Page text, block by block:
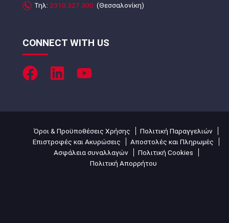
Τηλ: 2310.327.300 (Θεσσαλονίκη)
CONNECT WITH US
Όροι & Προϋποθέσεις Χρήσης
Πολιτική Παραγγελιών
Επιστροφές και Ακυρώσεις
Αποστολές και Πληρωμές
Ασφάλεια συναλλαγών
Πολιτική Cookies
Πολιτική Απορρήτου